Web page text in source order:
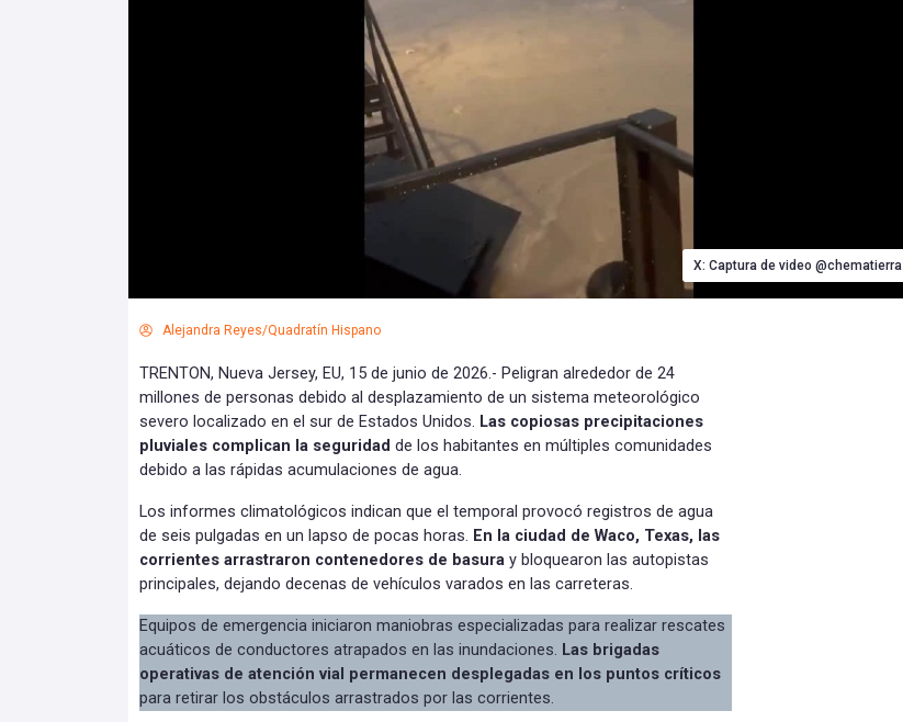
X: Captura de video @chematierra
Alejandra Reyes/Quadratín Hispano
TRENTON, Nueva Jersey, EU, 15 de junio de 2026.- Peligran alrededor de 24
millones de personas debido al desplazamiento de un sistema meteorológico
severo localizado en el sur de Estados Unidos. Las copiosas precipitaciones
pluviales complican la seguridad de los habitantes en múltiples comunidades
debido a las rápidas acumulaciones de agua.
Los informes climatológicos indican que el temporal provocó registros de agua
de seis pulgadas en un lapso de pocas horas. En la ciudad de Waco, Texas, las
corrientes arrastraron contenedores de basura y bloquearon las autopistas
principales, dejando decenas de vehículos varados en las carreteras.
Equipos de emergencia iniciaron maniobras especializadas para realizar rescates
acuáticos de conductores atrapados en las inundaciones. Las brigadas
operativas de atención vial permanecen desplegadas en los puntos críticos
para retirar los obstáculos arrastrados por las corrientes.